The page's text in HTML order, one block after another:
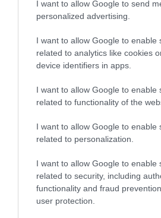
I want to allow Google to send
personalized advertising.
I want to allow Google to enable
related to analytics like cookies
device identifiers in apps.
I want to allow Google to enable
related to functionality of the
I want to allow Google to enable
related to personalization.
I want to allow Google to enable
related to security, including
functionality and fraud
user protection.
Συγκίνηση στην Εύβοια: Νέοι από
Εικόνα